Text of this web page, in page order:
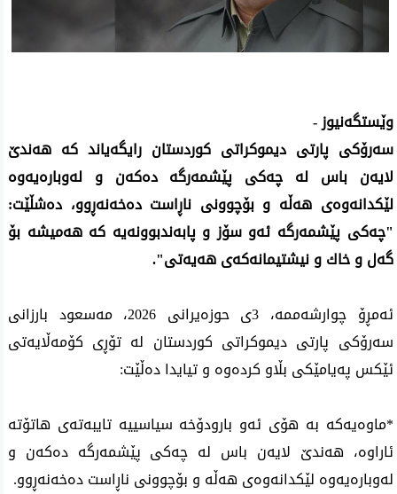
وێستگه‌نیوز -
سه‌رۆكی‌ پارتی‌ دیموكراتی‌ كوردستان رایگه‌یاند كه‌ هه‌ندێ
لایه‌ن باس له‌ چه‌كی پێشمه‌رگه‌ ده‌كه‌ن و له‌وباره‌یه‌وه‌
لێكدانه‌وه‌ی هه‌ڵه‌ و بۆچوونی ناڕاست ده‌خه‌نه‌ڕوو، ده‌شڵێت:
"چه‌كی پێشمه‌رگه‌ ئه‌و سۆز و پابه‌ندبوونه‌یه‌ كه‌ هه‌میشه‌ بۆ
گه‌ل و خاك و نیشتیمانه‌كه‌ی هه‌یه‌تی".
ئه‌مڕۆ چوارشه‌ممه‌، 3ی حوزه‌یرانی 2026، مه‌سعود بارزانی
سه‌رۆكی‌ پارتی‌ دیموكراتی‌ كوردستان له‌ تۆڕی كۆمه‌ڵایه‌تی
ئێكس په‌یامێكی بڵاو كرده‌وه‌ و تیایدا ده‌ڵێت:
*ماوه‌یه‌كه‌ به‌ هۆی ئه‌و بارودۆخه‌ سیاسییه‌ تایبه‌ته‌ی هاتۆته‌
ئاراوه‌، هه‌ندێ لایه‌ن باس له‌ چه‌كی پێشمه‌رگه‌ ده‌كه‌ن و
له‌وباره‌یه‌وه‌ لێكدانه‌وه‌ی هه‌ڵه‌ و بۆچوونی ناڕاست ده‌خه‌نه‌ڕوو.